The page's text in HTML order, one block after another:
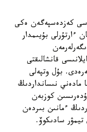
كەزدەسپەگەن ەكى
ءارتۇرلى بۇيىمدار
قانشالىقتى
بۇل وتپەلى
مادەني نىسانداردىڭ
ۇدەرىسىن كوزبەن
ءمانىن بىردەن
سادىكوۆ.